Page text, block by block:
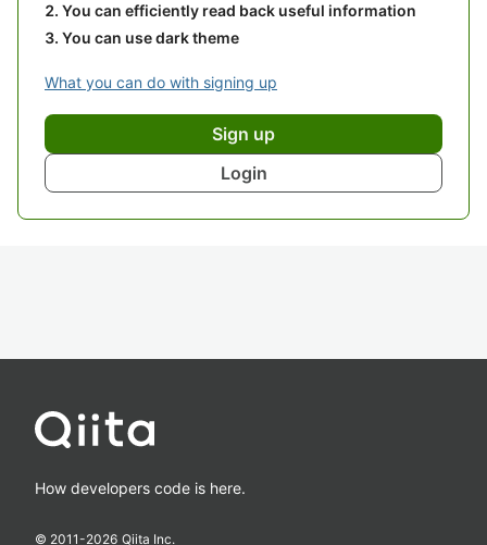
You can efficiently read back useful information
You can use dark theme
What you can do with signing up
Sign up
Login
How developers code is here.
© 2011-2026 Qiita Inc.